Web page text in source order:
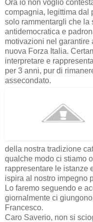
Ora io non voglio
compagnia, legittima dal
solo rammentargli che la
antidemocratica e
motivazioni nel garantire
nuova Forza Italia.
interpretare e
per 3 anni, pur di
assecondato.
della nostra tradizione
qualche modo ci stiamo
rappresentare le istanze
ispira al nostro impegno
Lo faremo seguendo e
giornalmente ci
Francesco.
Caro Saverio, non si